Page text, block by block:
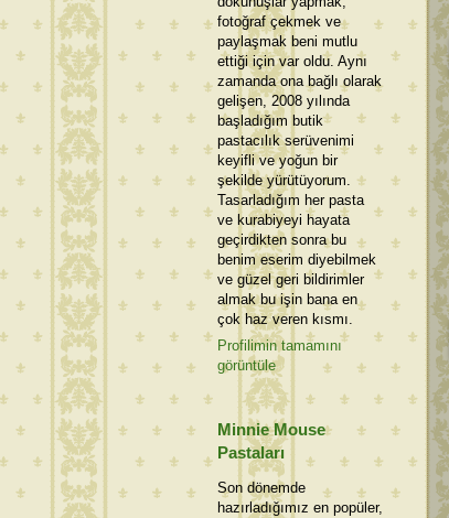
fotoğraf çekmek ve
paylaşmak beni mutlu
ettiği için var oldu. Aynı
zamanda ona bağlı olarak
gelişen, 2008 yılında
başladığım butik
pastacılık serüvenimi
keyifli ve yoğun bir
şekilde yürütüyorum.
Tasarladığım her pasta
ve kurabiyeyi hayata
geçirdikten sonra bu
benim eserim diyebilmek
ve güzel geri bildirimler
almak bu işin bana en
çok haz veren kısmı.
Profilimin tamamını
görüntüle
Minnie Mouse
Pastaları
Son dönemde
hazırladığımız en popüler,